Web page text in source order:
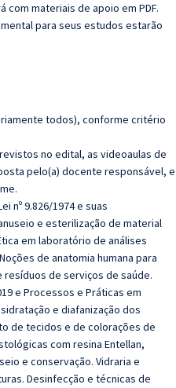
materiais de apoio em PDF.
para seus estudos estarão
todos), conforme critério
no edital, as videoaulas de
pelo(a) docente responsável, e
nº 9.826/1974 e suas
e esterilização de material
em laboratório de análises
de anatomia humana para
de serviços de saúde.
e Processos e Práticas em
e diafanização dos
de tecidos e de colorações de
com resina Entellan,
e conservação. Vidraria e
Desinfecção e técnicas de